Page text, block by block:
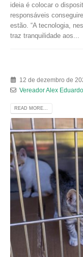
ideia é colocar o
responsáveis
estão. “A tecnologia,
traz tranquilidade aos...
12 de dezembro de
Vereador Alex Eduardo
READ MORE...